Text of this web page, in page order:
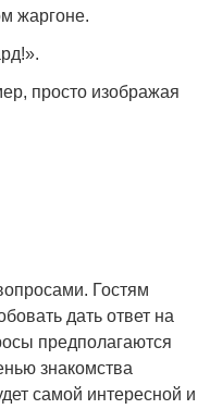
жаргоне.
просто изображая
Гостям
дать ответ на
предполагаются
знакомства
самой интересной и